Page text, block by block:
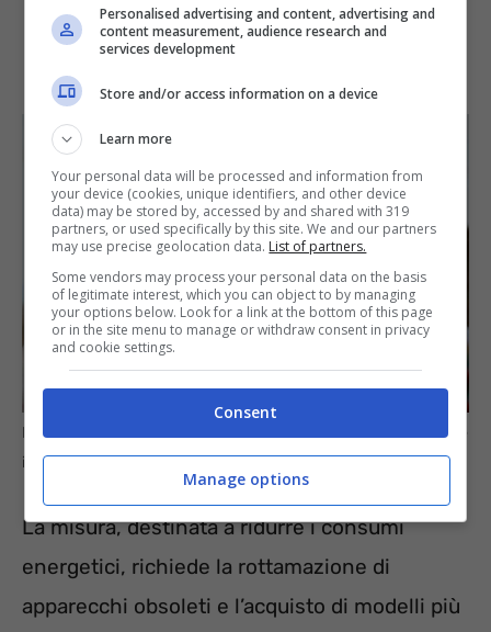
I bonus autunnali 2025: tre occasioni concrete da non perdere
informazioneoggi.it
La misura, destinata a ridurre i consumi
energetici, richiede la rottamazione di
apparecchi obsoleti e l’acquisto di modelli più
Personalised advertising and content, advertising and
content measurement, audience research and
services development
Store and/or access information on a device
Learn more
Your personal data will be processed and information from
your device (cookies, unique identifiers, and other device
data) may be stored by, accessed by and shared with 319
partners, or used specifically by this site. We and our partners
may use precise geolocation data. List of partners.
Some vendors may process your personal data on the basis
of legitimate interest, which you can object to by managing
your options below. Look for a link at the bottom of this page
or in the site menu to manage or withdraw consent in privacy
and cookie settings.
Consent
Manage options